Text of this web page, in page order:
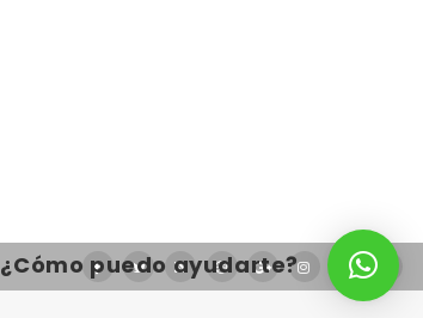
¿Cómo puedo ayudarte?